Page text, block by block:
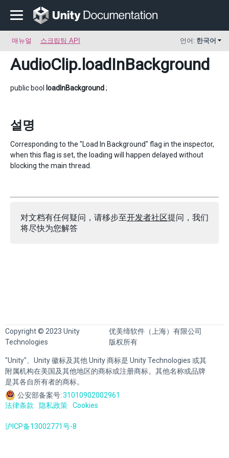
매뉴얼 스크립팅 API 언어: 한국어
AudioClip.loadInBackground
public bool loadInBackground;
설명
Corresponding to the "Load In Background" flag in the inspector,
when this flag is set, the loading will happen delayed without
blocking the main thread.
对文档有任何疑问，请移步至开发者社区提问，我们
将尽快为您解答
Copyright © 2023 Unity
Technologies
优美缔软件（上海）有限公司
版权所有
"Unity"、Unity 徽标及其他 Unity 商标是 Unity Technologies 或其
附属机构在美国及其他地区的商标或注册商标。其他名称或品牌
是其各自所有者的商标。
公安部备案号:31010902002961
法律条款
隐私政策 Cookies
沪ICP备13002771号-8